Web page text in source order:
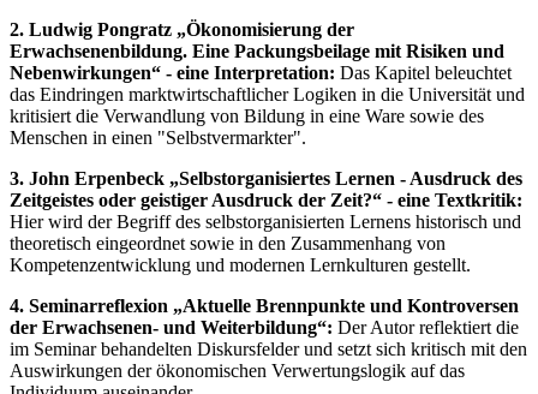
2. Ludwig Pongratz „Ökonomisierung der
Erwachsenenbildung. Eine Packungsbeilage mit Risiken und
Nebenwirkungen“ - eine Interpretation: Das Kapitel beleuchtet
das Eindringen marktwirtschaftlicher Logiken in die Universität und
kritisiert die Verwandlung von Bildung in eine Ware sowie des
Menschen in einen "Selbstvermarkter".
3. John Erpenbeck „Selbstorganisiertes Lernen - Ausdruck des
Zeitgeistes oder geistiger Ausdruck der Zeit?“ - eine Textkritik:
Hier wird der Begriff des selbstorganisierten Lernens historisch und
theoretisch eingeordnet sowie in den Zusammenhang von
Kompetenzentwicklung und modernen Lernkulturen gestellt.
4. Seminarreflexion „Aktuelle Brennpunkte und Kontroversen
der Erwachsenen- und Weiterbildung“: Der Autor reflektiert die
im Seminar behandelten Diskursfelder und setzt sich kritisch mit den
Auswirkungen der ökonomischen Verwertungslogik auf das